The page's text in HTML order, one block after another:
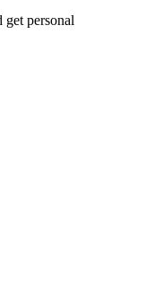
get personal